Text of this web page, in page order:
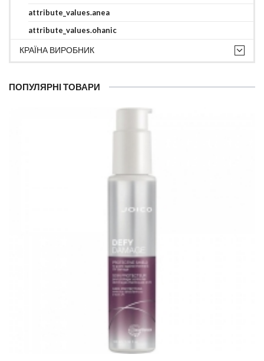
attribute_values.anea
attribute_values.ohanic
КРАЇНА ВИРОБНИК
ПОПУЛЯРНІ ТОВАРИ